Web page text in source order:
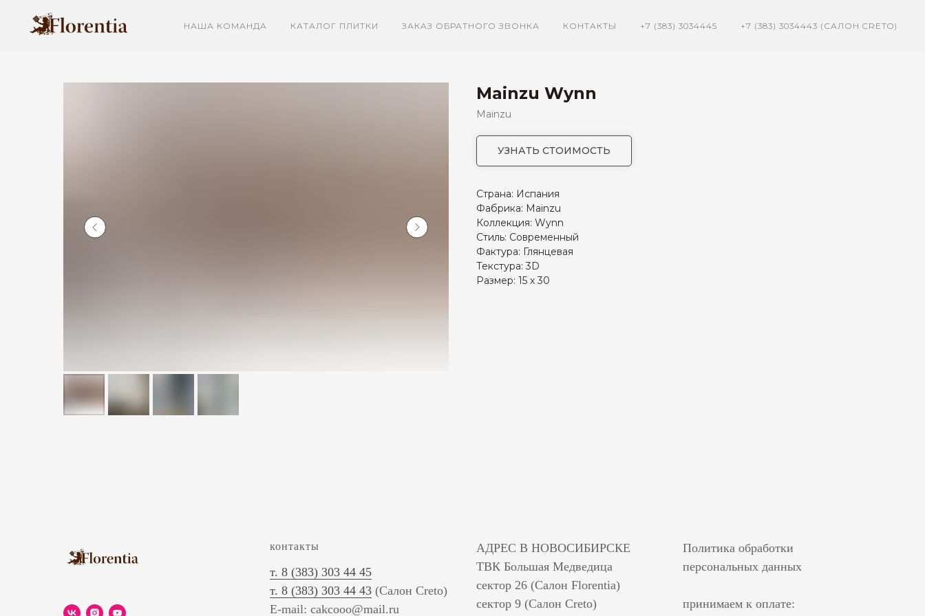
НАША КОМАНДА КАТАЛОГ ПЛИТКИ ЗАКАЗ ОБРАТНОГО ЗВОНКА КОНТАКТЫ +7 (383) 3034445 +7 (383) 3034443 (САЛОН CRETO)
Mainzu Wynn
Mainzu
УЗНАТЬ СТОИМОСТЬ
Страна: Испания
Фабрика: Mainzu
Коллекция: Wynn
Стиль: Современный
Фактура: Глянцевая
Текстура: 3D
Размер: 15 x 30
контакты
т. 8 (383) 303 44 45
т. 8 (383) 303 44 43 (Салон Creto)
E-mail: cakcooo@mail.ru
АДРЕС В НОВОСИБИРСКЕ
ТВК Большая Медведица
сектор 26 (Салон Florentia)
сектор 9 (Салон Creto)
Политика обработки
персональных данных
принимаем к оплате: